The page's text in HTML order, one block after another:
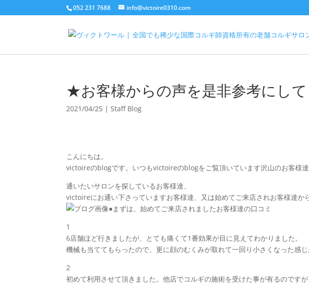
052 231 7688 info@victoire0310.com
★お客様からの声を是非参考にして
2021/04/25 |Staff Blog
こんにちは。
victoireのblogです。いつもvictoireのblogをご覧頂いています沢山のお客様
通いたいサロンを探しているお客様達、
victoireにお通い下さっていますお客様達、又は始めてご来店されお客様達か
●まずは、始めてご来店されましたお客様達の口コミ
1
6店舗ほど行きましたが、とても痛くて1番効果が目に見えてわかりました。
機械も当ててもらったので、更に顔のむくみが取れて一回り小さくなった感じ
2
初めて利用させて頂きました。他店でコルギの施術を受けた事が有るのです